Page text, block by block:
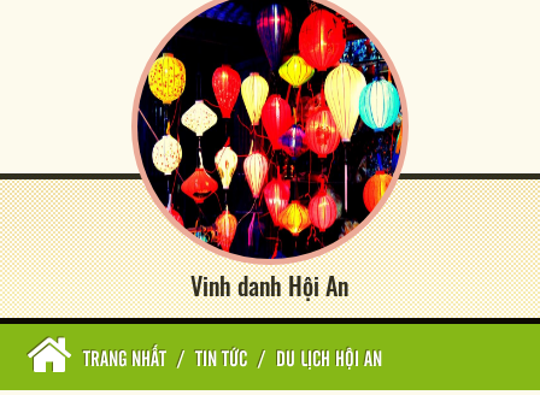
Vinh danh Hội An
TRANG NHẤT / TIN TỨC / DU LỊCH HỘI AN